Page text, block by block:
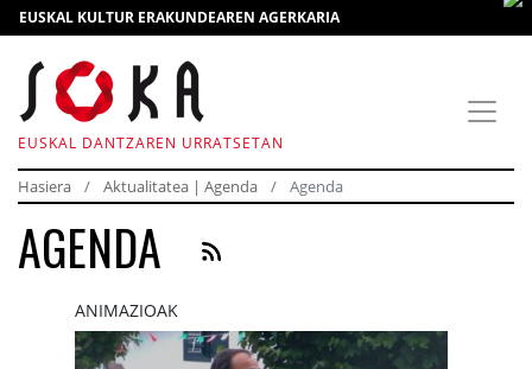
EUSKAL KULTUR ERAKUNDEAREN AGERKARIA
EUSKAL DANTZAREN URRATSETAN
Hasiera Aktualitatea | Agenda Agenda
AGENDA
ANIMAZIOAK